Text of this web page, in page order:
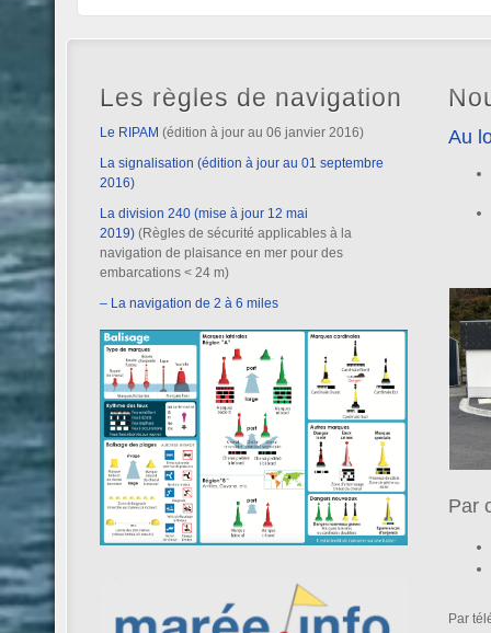
Les règles de navigation
Le RIPAM (édition à jour au 06 janvier 2016)
La signalisation (édition à jour au 01 septembre
2016)
La division 240 (mise à jour 12 mai
2019) (Règles de sécurité applicables à la
navigation de plaisance en mer pour des
embarcations < 24 m)
– La navigation de 2 à 6 miles
Au
Par
Par